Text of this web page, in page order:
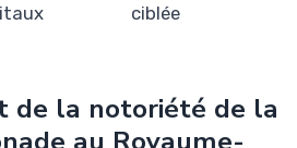
ciblée
de la notoriété de la